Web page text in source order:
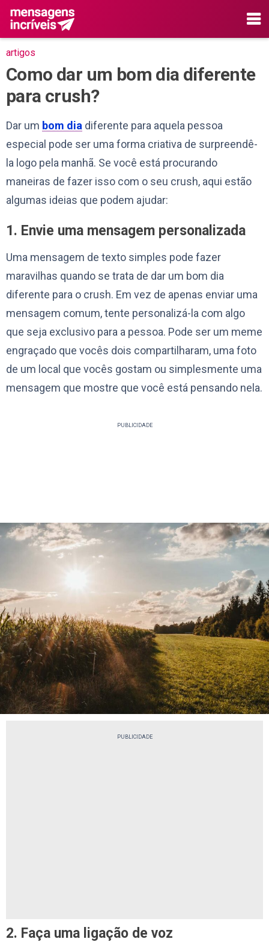
artigos
Como dar um bom dia diferente
para crush?
Dar um bom dia diferente para aquela pessoa
especial pode ser uma forma criativa de surpreendê-
la logo pela manhã. Se você está procurando
maneiras de fazer isso com o seu crush, aqui estão
algumas ideias que podem ajudar:
1. Envie uma mensagem personalizada
Uma mensagem de texto simples pode fazer
maravilhas quando se trata de dar um bom dia
diferente para o crush. Em vez de apenas enviar uma
mensagem comum, tente personalizá-la com algo
que seja exclusivo para a pessoa. Pode ser um meme
engraçado que vocês dois compartilharam, uma foto
de um local que vocês gostam ou simplesmente uma
mensagem que mostre que você está pensando nela.
PUBLICIDADE
PUBLICIDADE
2. Faça uma ligação de voz